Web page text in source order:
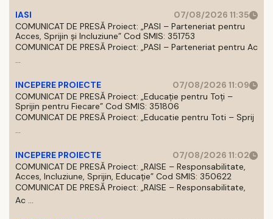
IASI
07/08/2026 11:35
COMUNICAT DE PRESĂ Proiect: „PASI – Parteneriat pentru
Acces, Sprijin și Incluziune” Cod SMIS: 351753
COMUNICAT DE PRESĂ Proiect: „PASI – Parteneriat pentru Ac
...
INCEPERE PROIECTE
07/08/2026 11:09
COMUNICAT DE PRESĂ Proiect: „Educație pentru Toți –
Sprijin pentru Fiecare” Cod SMIS: 351806
COMUNICAT DE PRESĂ Proiect: „Educatie pentru Toti – Sprij
...
INCEPERE PROIECTE
07/08/2026 11:02
COMUNICAT DE PRESĂ Proiect: „RAISE – Responsabilitate,
Acces, Incluziune, Sprijin, Educație” Cod SMIS: 350622
COMUNICAT DE PRESĂ Proiect: „RAISE – Responsabilitate,
Ac ...